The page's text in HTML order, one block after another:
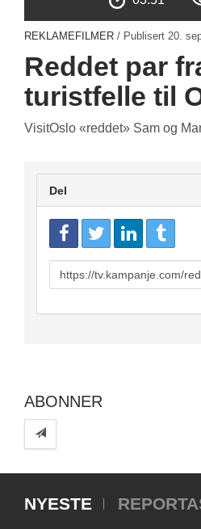
REKLAMEFILMER / Publisert 20.
Reddet par
turistfelle til
VisitOslo «reddet» Sam og
Del
URL
to
ABONNER
NYESTE